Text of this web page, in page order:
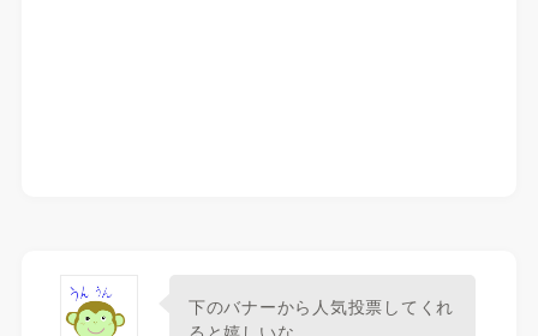
下のバナーから人気投票してくれ
ると嬉しいな